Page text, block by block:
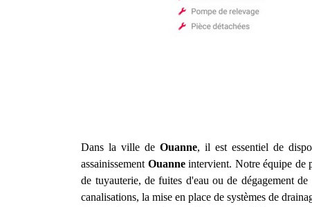
Dans la ville deOuanne, il est essentiel de
assainissement Ouanneintervient. Notre équipe de
de tuyauterie, de fuites d'eau ou de dégagement
canalisations, la mise en place de systèmes de